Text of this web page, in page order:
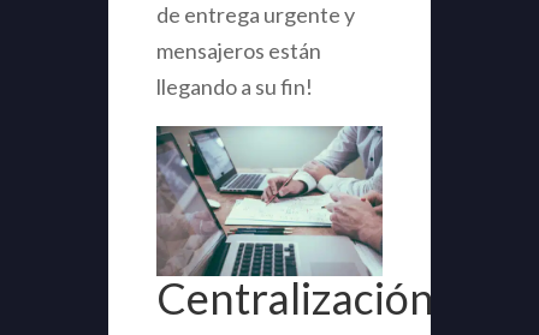
de entrega urgente y
mensajeros están
llegando a su fin!
Centralización